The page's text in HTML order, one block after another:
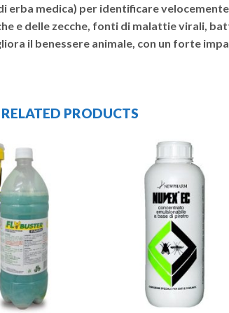
erba medica) per identificare
e delle zecche, fonti di malattie virali,
il benessere animale, con un forte
RELATED PRODUCTS